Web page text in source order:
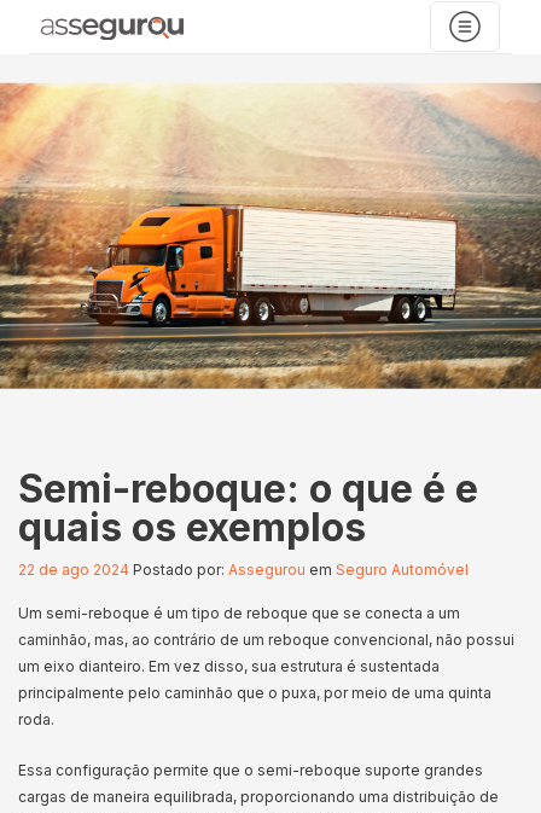
Semi-reboque: o que é e
quais os exemplos
22 de ago 2024 Postado por: Assegurou em Seguro Automóvel
Um semi-reboque é um tipo de reboque que se conecta a um
caminhão, mas, ao contrário de um reboque convencional, não possui
um eixo dianteiro. Em vez disso, sua estrutura é sustentada
principalmente pelo caminhão que o puxa, por meio de uma quinta
roda.
Essa configuração permite que o semi-reboque suporte grandes
cargas de maneira equilibrada, proporcionando uma distribuição de